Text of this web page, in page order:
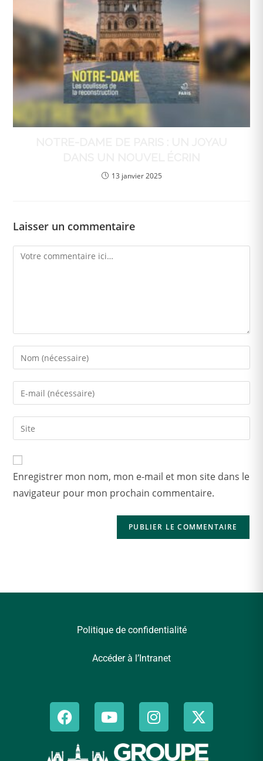
13 janvier 2025
Laisser un commentaire
Enregistrer mon nom, mon e-mail et mon site dans le
navigateur pour mon prochain commentaire.
Politique de confidentialité
Accéder à l’Intranet